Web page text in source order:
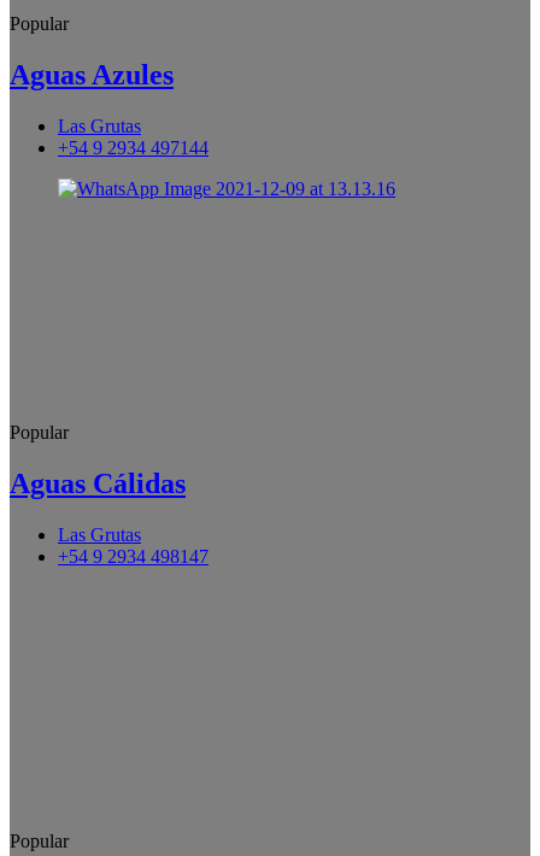
Popular
Aguas Azules
Las Grutas
+54 9 2934 497144
Popular
Aguas Cálidas
Las Grutas
+54 9 2934 498147
Popular